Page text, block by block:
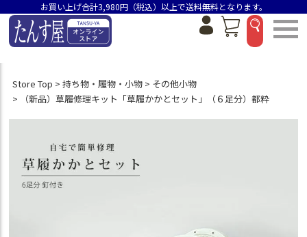
お買い上げ合計3,980円（税込）以上で送料無料となります。
Store Top 持ち物・履物・小物
その他小物
（新品）草履修理キット「草履かかとセット」（６足分）都粋